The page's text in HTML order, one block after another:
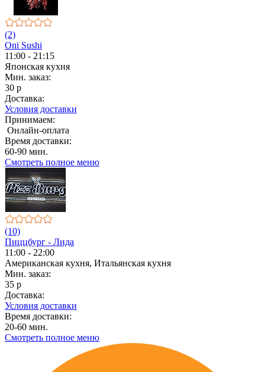
(2)
Oni Sushi
11:00 - 21:15
Японская кухня
Мин. заказ:
30 р
Доставка:
Условия доставки
Принимаем:
Онлайн-оплата
Время доставки:
60-90 мин.
Смотреть полное меню
(10)
Пиццбург - Лида
11:00 - 22:00
Американская кухня, Итальянская кухня
Мин. заказ:
35 р
Доставка:
Условия доставки
Время доставки:
20-60 мин.
Смотреть полное меню